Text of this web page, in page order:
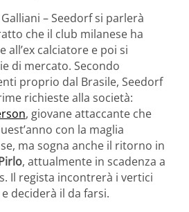
– Seedorf si parlerà
che il club milanese ha
calciatore e poi si
di mercato. Secondo
proprio dal Brasile, Seedorf
richieste alla società:
, giovane attaccante che
con la maglia
ma sogna anche il ritorno in
, attualmente in scadenza a
Il regista incontrerà i vertici
deciderà il da farsi.